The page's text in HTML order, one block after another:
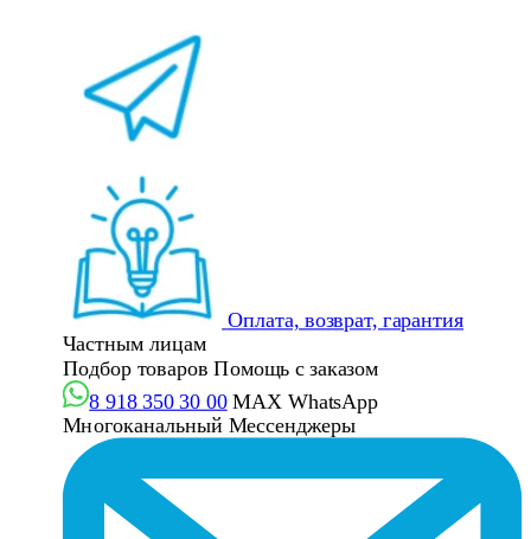
Оплата, возврат, гарантия
Частным лицам
Подбор товаров Помощь с заказом
8 918 350 30 00 MAX WhatsApp
Многоканальный Мессенджеры